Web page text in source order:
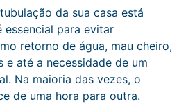
da sua casa está
essencial para evitar
retorno de água, mau cheiro,
até a necessidade de um
Na maioria das vezes, o
de uma hora para outra.